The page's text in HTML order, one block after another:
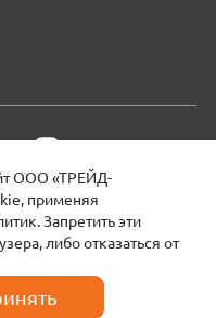
ООО «ТРЕЙД-
применяя
Запретить эти
либо отказаться от